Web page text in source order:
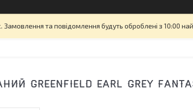
Замовлення та повідомлення будуть оброблені з 10:00
GREENFIELD EARL GREY